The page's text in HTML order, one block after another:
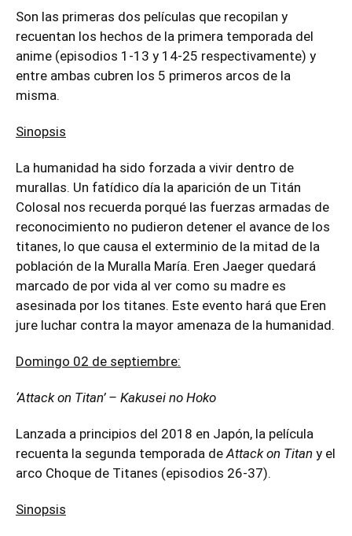
Son las primeras dos películas que recopilan y
recuentan los hechos de la primera temporada del
anime (episodios 1-13 y 14-25 respectivamente) y
entre ambas cubren los 5 primeros arcos de la
misma.
Sinopsis
La humanidad ha sido forzada a vivir dentro de
murallas. Un fatídico día la aparición de un Titán
Colosal nos recuerda porqué las fuerzas armadas de
reconocimiento no pudieron detener el avance de los
titanes, lo que causa el exterminio de la mitad de la
población de la Muralla María. Eren Jaeger quedará
marcado de por vida al ver como su madre es
asesinada por los titanes. Este evento hará que Eren
jure luchar contra la mayor amenaza de la humanidad.
Domingo 02 de septiembre:
‘Attack on Titan’ – Kakusei no Hoko
Lanzada a principios del 2018 en Japón, la película
recuenta la segunda temporada de Attack on Titan y el
arco Choque de Titanes (episodios 26-37).
Sinopsis